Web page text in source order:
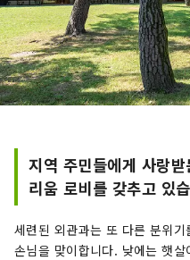
지역 주민들에게 사랑
리움 로비를 갖추고 있
세련된 외관과는 또 다른 분위
손님을 맞이합니다. 낮에는 햇